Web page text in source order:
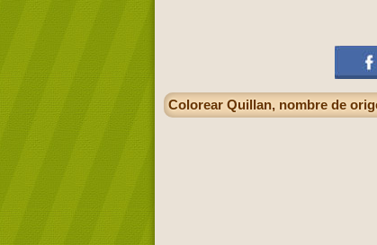
Colorear Quillan, nombre de